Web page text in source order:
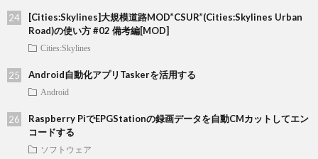
[Cities:Skylines]大規模道路MOD”CSUR”(Cities:Skylines Urban
Road)の使い方 #02 備考編[MOD]
Cities:Skylines
Android自動化アプリTaskerを活用する
Android
Raspberry PiでEPGStationの録画データを自動CMカットしてエン
コードする
ソフトウェア